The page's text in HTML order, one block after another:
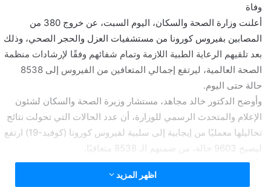
وفاة
أعلنت وزارة الصحة والسكان، اليوم السبت، عن خروج 380 من
المصابين بفيروس كورونا من مستشفيات العزل والحجر الصحي، وذلك
بعد تلقيهم الرعاية الطبية اللازمة وتمام شفائهم وفقًا لإرشادات منظمة
الصحة العالمية، ليرتفع إجمالي المتعافين من الفيروس إلى 8538
حالة حتى اليوم.
وأوضح الدكتور خالد مجاهد، مستشار وزيرة الصحة والسكان لشئون
الإعلام والمتحدث الرسمي للوزارة، أن عدد الحالات التي تحولت نتائج
تحاليلها معمليًا من إيجابية إلى سلبية لفيروس كورونا (كوفيد-19) ارتفع
ليصبح 9603 حالة، من ضمنهم الـ 8538 متعافيًا.
وأضاف أنه تم تسجيل 1497 حالة جديدة ثبتت إيجابية تحاليلها معمليًا
للفيروس، وذلك ضمن إجراءات الترصد والتقصي التي تُجريها الوزارة
اظهر المزيد